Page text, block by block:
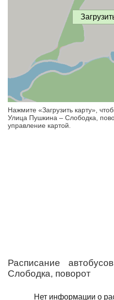
Нажмите «Загрузить карту»,
Улица Пушкина – Слободка,
управление картой.
Расписание
Слободка, поворот
Нет информации о